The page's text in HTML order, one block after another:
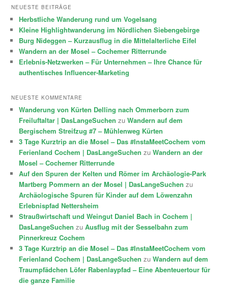
NEUESTE BEITRÄGE
Herbstliche Wanderung rund um Vogelsang
Kleine Highlightwanderung im Nördlichen Siebengebirge
Burg Nideggen – Kurzausflug in die Mittelalterliche Eifel
Wandern an der Mosel – Cochemer Ritterrunde
Erlebnis-Netzwerken – Für Unternehmen – Ihre Chance für
authentisches Influencer-Marketing
NEUESTE KOMMENTARE
Wanderung von Kürten Delling nach Ommerborn zum
Freiluftaltar | DasLangeSuchen zuWandern auf dem
Bergischem Streifzug #7 – Mühlenweg Kürten
3 Tage Kurztrip an die Mosel – Das #InstaMeetCochem vom
Ferienland Cochem | DasLangeSuchen zuWandern an der
Mosel – Cochemer Ritterrunde
Auf den Spuren der Kelten und Römer im Archäologie-Park
Martberg Pommern an der Mosel | DasLangeSuchen zu
Archäologische Spuren für Kinder auf dem Löwenzahn
Erlebnispfad Nettersheim
Straußwirtschaft und Weingut Daniel Bach in Cochem |
DasLangeSuchen zuAusflug mit der Sesselbahn zum
Pinnerkreuz Cochem
3 Tage Kurztrip an die Mosel – Das #InstaMeetCochem vom
Ferienland Cochem | DasLangeSuchen zuWandern auf dem
Traumpfädchen Löfer Rabenlaypfad – Eine Abenteuertour für
die ganze Familie